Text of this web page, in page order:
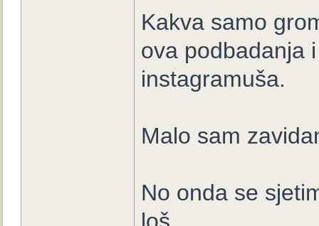
Kakva samo
ova podbadanja
instagramuša.
Malo sam
No onda se